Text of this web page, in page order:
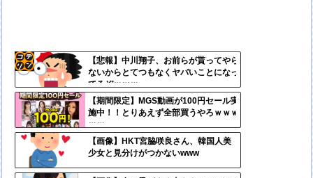
【悲報】中川翔子、お前らが貰ってやら
ないからとてつもなくヤバいことになっ
てるぞｗｗｗ
【期間限定】MGS動画が100円セール実
施中！！とりあえず全部買うやろｗｗｗ
ｗｗ
【画像】HKT宮脇咲良さん、韓国人美
少女と見分けがつかないwww
リン
- 固
定リ
ンク